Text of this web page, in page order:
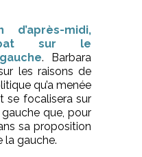
midi,
sur le
. Barbara
les raisons de
qu’a menée
se focalisera sur
que, pour
sa proposition
la gauche.